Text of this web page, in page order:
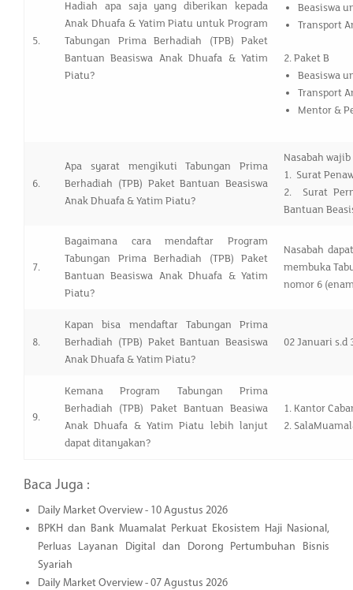
5.
Hadiah apa saja yang diberikan kepada
Anak Dhuafa & Yatim Piatu untuk Program
Tabungan Prima Berhadiah (TPB) Paket
Bantuan Beasiswa Anak Dhuafa & Yatim
Piatu?
Beasiswa
Transport
2. Paket B
Beasiswa
Transport
Mentor &
6.
Apa syarat mengikuti Tabungan Prima
Berhadiah (TPB) Paket Bantuan Beasiswa
Anak Dhuafa & Yatim Piatu?
Nasabah
1. Surat
2. Surat
Bantuan
7.
Bagaimana cara mendaftar Program
Tabungan Prima Berhadiah (TPB) Paket
Bantuan Beasiswa Anak Dhuafa & Yatim
Piatu?
Nasabah
membuka
nomor 6
8.
Kapan bisa mendaftar Tabungan Prima
Berhadiah (TPB) Paket Bantuan Beasiswa
Anak Dhuafa & Yatim Piatu?
02 Januari s.d
9.
Kemana Program Tabungan Prima
Berhadiah (TPB) Paket Bantuan Beasiwa
Anak Dhuafa & Yatim Piatu lebih lanjut
dapat ditanyakan?
1. Kantor
2.
Baca Juga :
Daily Market Overview - 10 Agustus 2026
BPKH dan Bank Muamalat Perkuat Ekosistem Haji Nasional,
Perluas Layanan Digital dan Dorong Pertumbuhan Bisnis
Syariah
Daily Market Overview - 07 Agustus 2026